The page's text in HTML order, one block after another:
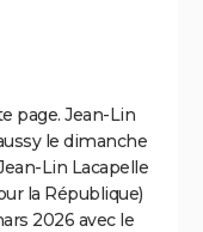
page. Jean-Lin
le dimanche
Lin Lacapelle
la République)
2026 avec le